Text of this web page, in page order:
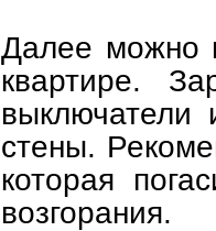
Далее можно
квартире.
выключатели
стены.
которая
возгорания.